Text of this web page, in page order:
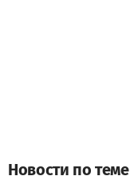
Новости по теме